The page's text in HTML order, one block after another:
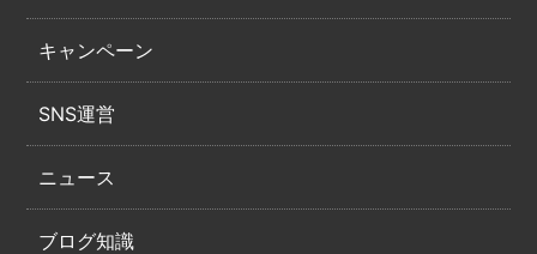
キャンペーン
SNS運営
ニュース
ブログ知識